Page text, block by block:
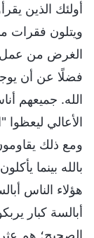
أولئك الذين
ويتلون فقرات
الغرض من عمل
فضلًا عن أن
الله. جميعهم
الأعالي
ومع ذلك
بالله بينما
هؤلاء الناس
أبالسة كبار
الصحيح؛ هم